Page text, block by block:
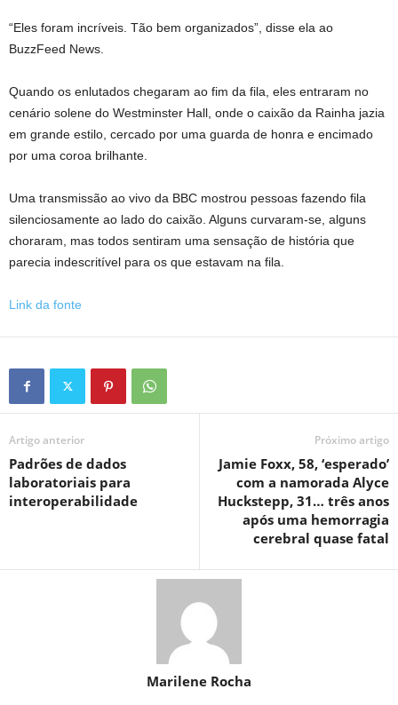
“Eles foram incríveis. Tão bem organizados”, disse ela ao
BuzzFeed News.
Quando os enlutados chegaram ao fim da fila, eles entraram no
cenário solene do Westminster Hall, onde o caixão da Rainha jazia
em grande estilo, cercado por uma guarda de honra e encimado
por uma coroa brilhante.
Uma transmissão ao vivo da BBC mostrou pessoas fazendo fila
silenciosamente ao lado do caixão. Alguns curvaram-se, alguns
choraram, mas todos sentiram uma sensação de história que
parecia indescritível para os que estavam na fila.
Link da fonte
Artigo anterior
Padrões de dados
laboratoriais para
interoperabilidade
Próximo artigo
Jamie Foxx, 58, ‘esperado’
com a namorada Alyce
Huckstepp, 31… três anos
após uma hemorragia
cerebral quase fatal
Marilene Rocha